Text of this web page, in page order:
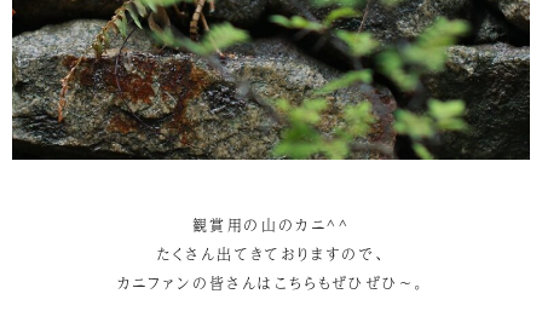
観賞用の山のカニ^^
たくさん出てきておりますので、
カニファンの皆さんはこちらもぜひぜひ～。